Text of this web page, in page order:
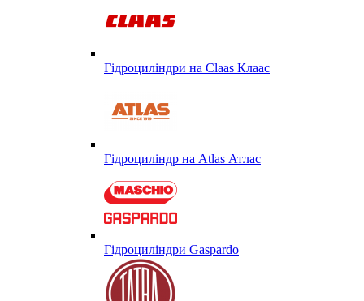
Гідроциліндри на Claas Клаас
Гідроциліндр на Atlas Атлас
Гідроциліндри Gaspardo